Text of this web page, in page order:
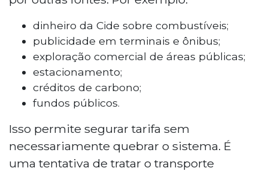
dinheiro da Cide sobre combustíveis;
publicidade em terminais e ônibus;
exploração comercial de áreas públicas;
estacionamento;
créditos de carbono;
fundos públicos.
Isso permite segurar tarifa sem
necessariamente quebrar o sistema. É
uma tentativa de tratar o transporte